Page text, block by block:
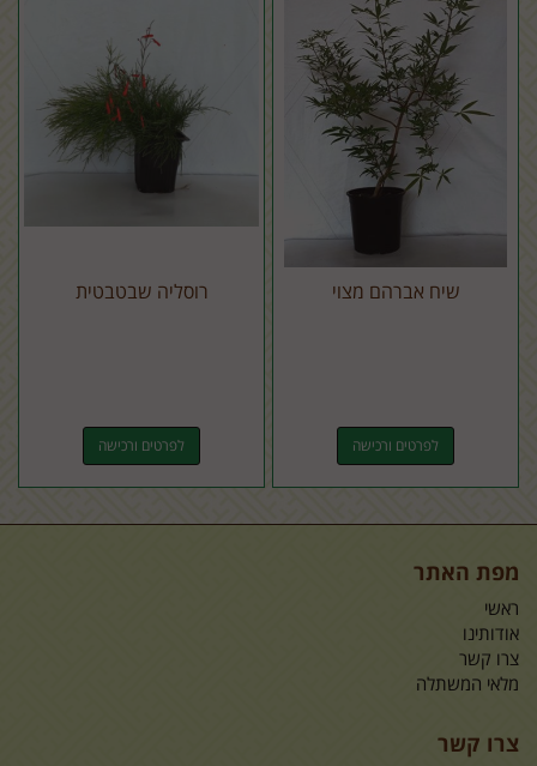
שיח אברהם מצוי
לפרטים ורכישה
רוסליה שבטבטית
לפרטים ורכישה
מפת האתר
ראשי
אודותינו
צרו קשר
מלאי המשתלה
צרו קשר